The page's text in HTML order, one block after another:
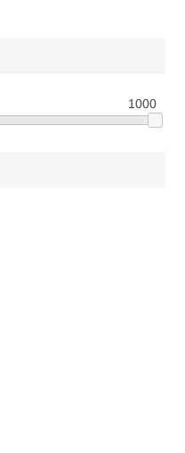
1000